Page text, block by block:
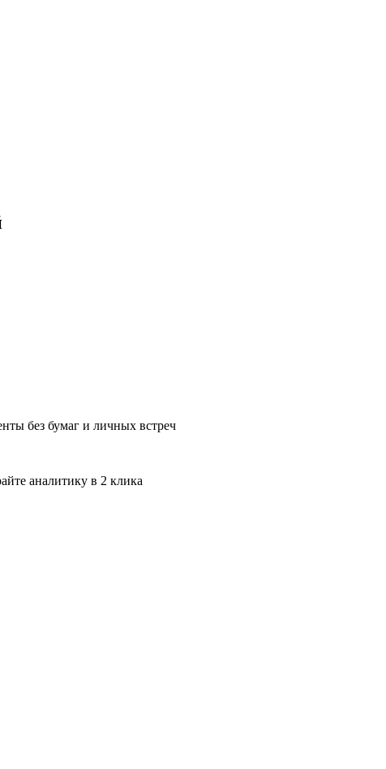
без бумаг и личных встреч
аналитику в 2 клика